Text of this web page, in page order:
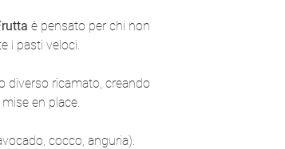
è pensato per chi non
i pasti veloci.
diverso ricamato, creando
en place.
cocco, anguria).